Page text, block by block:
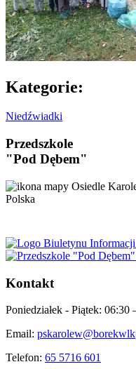
Kategorie:
Niedźwiadki
Przedszkole
"Pod Dębem"
Osiedle
Polska
Kontakt
Poniedziałek - Piątek: 06:30
Email:
Telefon: 65 5716 601